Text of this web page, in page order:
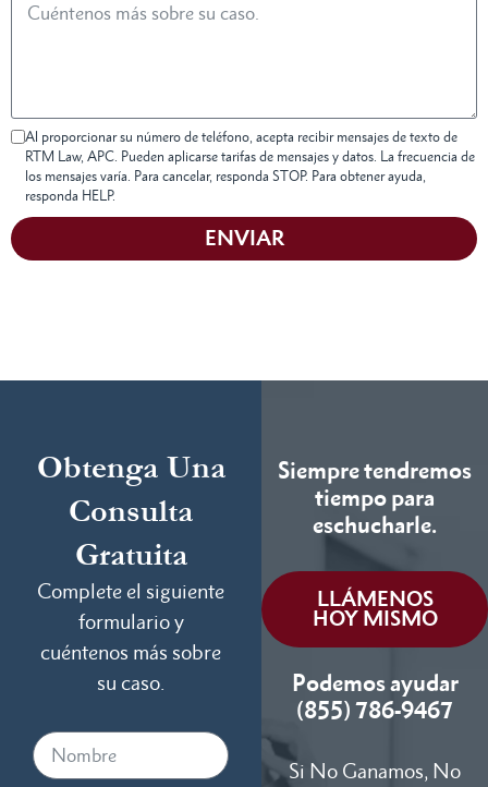
Al proporcionar su número de teléfono, acepta recibir mensajes de texto de
RTM Law, APC. Pueden aplicarse tarifas de mensajes y datos. La frecuencia de
los mensajes varía. Para cancelar, responda STOP. Para obtener ayuda,
responda HELP.
ENVIAR
Obtenga Una
Consulta
Gratuita
Complete el siguiente
formulario y
cuéntenos más sobre
su caso.
Siempre tendremos
tiempo para
eschucharle.
LLÁMENOS
HOY MISMO
Podemos ayudar
(855) 786-9467
Si No Ganamos, No